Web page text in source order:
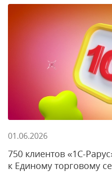
01.06.2026
750 клиентов «1С-
к Единому торговому